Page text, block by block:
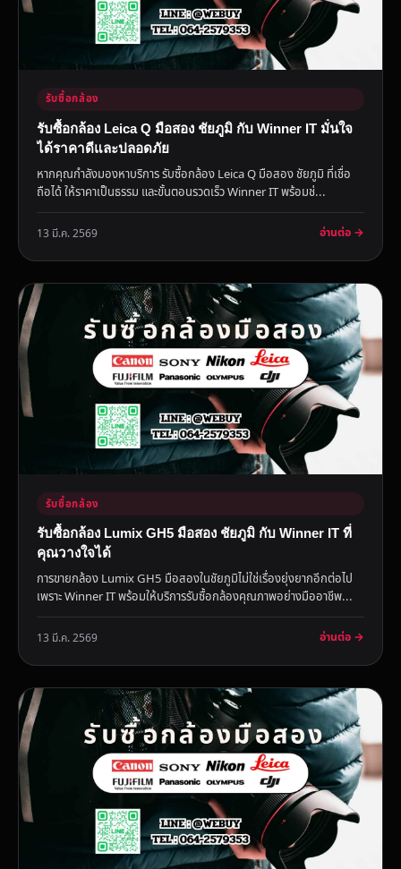
รับซื้อกล้อง
รับซื้อกล้อง Leica Q มือสอง ชัยภูมิ กับ Winner IT มั่นใจ
ได้ราคาดีและปลอดภัย
หากคุณกำลังมองหาบริการ รับซื้อกล้อง Leica Q มือสอง ชัยภูมิ ที่เชื่อ
ถือได้ ให้ราคาเป็นธรรม และขั้นตอนรวดเร็ว Winner IT พร้อมช่...
13 มี.ค. 2569 อ่านต่อ →
รับซื้อกล้อง
รับซื้อกล้อง Lumix GH5 มือสอง ชัยภูมิ กับ Winner IT ที่
คุณวางใจได้
การขายกล้อง Lumix GH5 มือสองในชัยภูมิไม่ใช่เรื่องยุ่งยากอีกต่อไป
เพราะ Winner IT พร้อมให้บริการรับซื้อกล้องคุณภาพอย่างมืออาชีพ...
13 มี.ค. 2569 อ่านต่อ →